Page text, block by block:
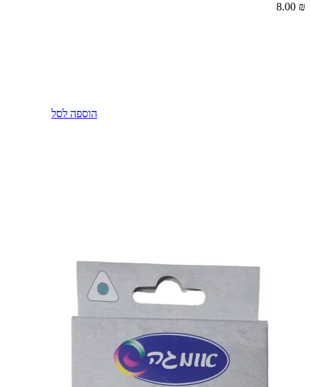
8.00 ₪
הוספה לסל